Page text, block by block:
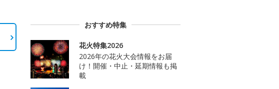
おすすめ特集
花火特集2026
2026年の花火大会情報をお届
け！開催・中止・延期情報も掲
載